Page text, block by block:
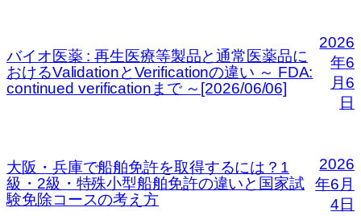
バイオ医薬 : 再生医療等製品と通常医薬品に
おけるValidationとVerificationの違い ～ FDA:
continued verificationまで ～[2026/06/06]
2026
年6
月6
日
大阪・兵庫で船舶免許を取得するには？1
級・2級・特殊小型船舶免許の違いと国家試
験免除コースの考え方
2026
年6月
4日